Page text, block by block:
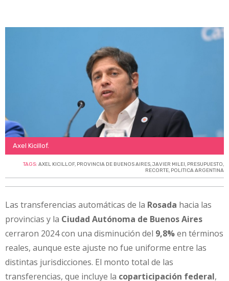
Axel Kicillof.
TAGS: AXEL KICILLOF, PROVINCIA DE BUENOS AIRES,JAVIER MILEI , PRESUPUESTO,
RECORTE, POLITICA ARGENTINA
Las transferencias automáticas de la Rosada hacia las
provincias y la Ciudad Autónoma de Buenos Aires
cerraron 2024 con una disminución del 9,8%en términos
reales, aunque este ajuste no fue uniforme entre las
distintas jurisdicciones. El monto total de las
transferencias, que incluye la coparticipación federal,